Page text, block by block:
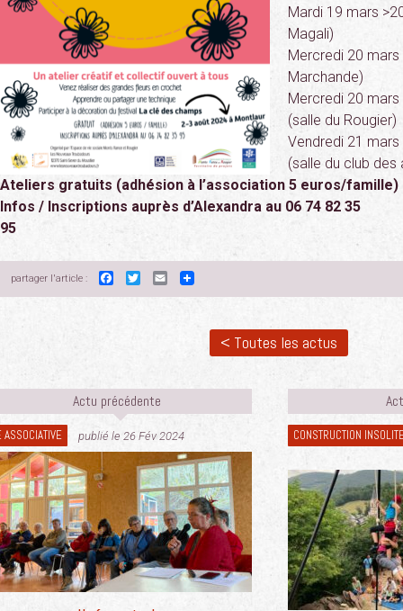
Mardi 19 mars
Magali)
Mercredi 20 mars
Marchande)
Mercredi 20 mars
(salle du Rougier)
Vendredi 21
(salle du club des
Ateliers gratuits (adhésion à l’association 5 euros/famille)
Infos / Inscriptions auprès d’Alexandra au 06 74 82 35
95
partager l'article : Facebook
TwitterEmail
< Toutes les actus
Actu précédente
ASSOCIATIVE publié le 26 Fév 2024 CONSTRUCTION